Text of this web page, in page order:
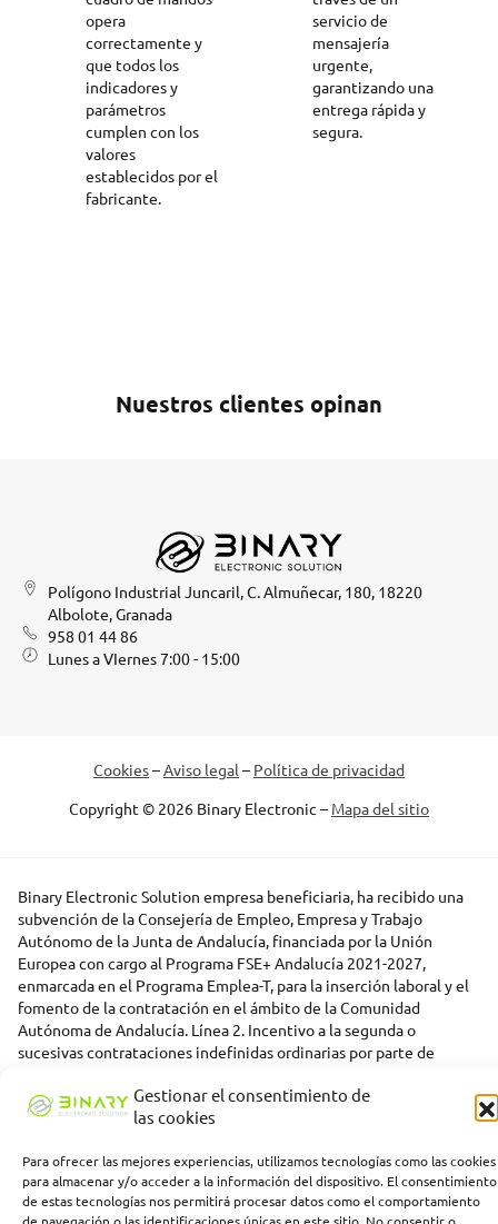
Gestionar el consentimiento de
las cookies
Para ofrecer las mejores experiencias, utilizamos tecnologías como las cookies
para almacenar y/o acceder a la información del dispositivo. El consentimiento
de estas tecnologías nos permitirá procesar datos como el comportamiento
opera
correctamente y
que todos los
indicadores y
parámetros
cumplen con los
valores
establecidos por el
fabricante.
servicio de
mensajería
urgente,
garantizando una
entrega rápida y
segura.
Nuestros clientes opinan
Polígono Industrial Juncaril, C. Almuñecar, 180, 18220
Albolote, Granada
958 01 44 86
Lunes a VIernes 7:00 - 15:00
Cookies–Aviso legal – Política de privacidad
Copyright © 2026 Binary Electronic – Mapa del sitio
Binary Electronic Solution empresa beneficiaria, ha recibido una
subvención de la Consejería de Empleo, Empresa y Trabajo
Autónomo de la Junta de Andalucía, financiada por la Unión
Europea con cargo al Programa FSE+ Andalucía 2021-2027,
enmarcada en el Programa Emplea-T, para la inserción laboral y el
fomento de la contratación en el ámbito de la Comunidad
Autónoma de Andalucía. Línea 2. Incentivo a la segunda o
sucesivas contrataciones indefinidas ordinarias por parte de
indefinida ordinaria por parte de pymes.